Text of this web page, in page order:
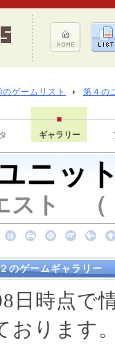
ゲームリスト 第４の
ギャラリー
ニッ
スト （
のゲームギャラリー
日時点で
おります